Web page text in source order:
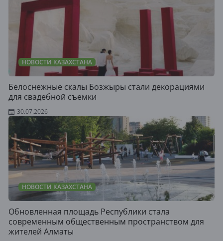
НОВОСТИ КАЗАХСТАНА
Белоснежные скалы Бозжыры стали декорациями
для свадебной съемки
30.07.2026
НОВОСТИ КАЗАХСТАНА
Обновленная площадь Республики стала
современным общественным пространством для
жителей Алматы